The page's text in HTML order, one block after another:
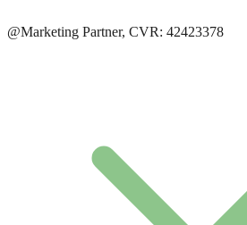
@Marketing Partner, CVR: 42423378